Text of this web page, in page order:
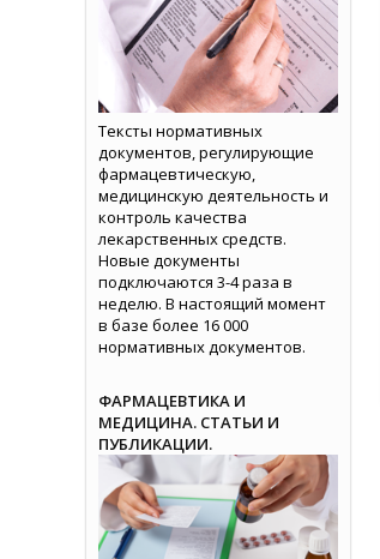
Тексты нормативных
документов, регулирующие
фармацевтическую,
медицинскую деятельность и
контроль качества
лекарственных средств.
Новые документы
подключаются 3-4 раза в
неделю. В настоящий момент
в базе более 16 000
нормативных документов.
ФАРМАЦЕВТИКА И
МЕДИЦИНА. СТАТЬИ И
ПУБЛИКАЦИИ.